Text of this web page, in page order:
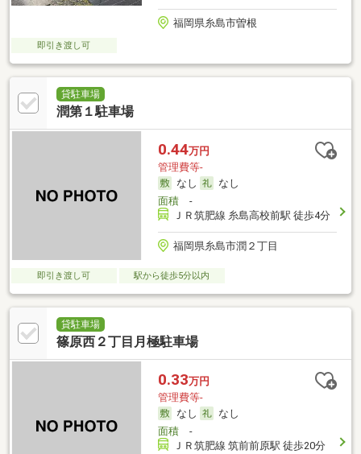
福岡県糸島市曽根
即引き渡し可
貸駐車場
潤第１駐車場
0.44万円
管理費等-
なし
なし
面積-
ＪＲ筑肥線 糸島高校前駅 徒歩4分
福岡県糸島市潤２丁目
即引き渡し可 駅から徒歩5分以内
貸駐車場
篠原西２丁目月極駐車場
0.33万円
管理費等-
なし
なし
面積-
ＪＲ筑肥線 筑前前原駅 徒歩20分